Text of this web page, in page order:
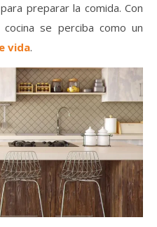
preparar la comida. Con
se perciba como un
vida.